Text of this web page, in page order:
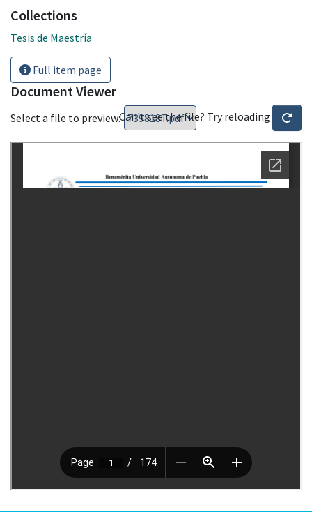
Collections
Tesis de Maestría
Full item page
Document Viewer
Select a file to preview:Can't see the file? Try reloading